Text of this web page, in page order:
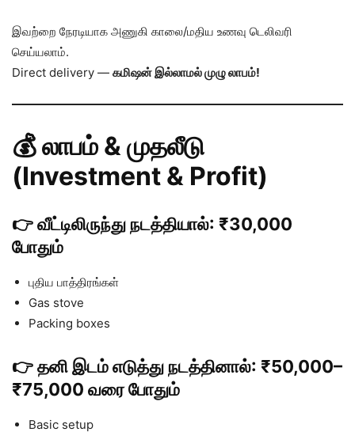
இவற்றை நேரடியாக அணுகி காலை/மதிய உணவு டெலிவரி
செய்யலாம்.
Direct delivery — கமிஷன் இல்லாமல் முழு லாபம்!
💰 லாபம் & முதலீடு
(Investment & Profit)
👉 வீட்டிலிருந்து நடத்தியால்: ₹30,000
போதும்
புதிய பாத்திரங்கள்
Gas stove
Packing boxes
👉 தனி இடம் எடுத்து நடத்தினால்: ₹50,000–
₹75,000 வரை போதும்
Basic setup